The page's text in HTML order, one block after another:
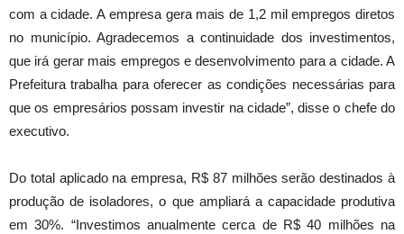
com a cidade. A empresa gera mais de 1,2 mil empregos diretos
no município. Agradecemos a continuidade dos investimentos,
que irá gerar mais empregos e desenvolvimento para a cidade. A
Prefeitura trabalha para oferecer as condições necessárias para
que os empresários possam investir na cidade”, disse o chefe do
executivo.
Do total aplicado na empresa, R$ 87 milhões serão destinados à
produção de isoladores, o que ampliará a capacidade produtiva
em 30%. “Investimos anualmente cerca de R$ 40 milhões na